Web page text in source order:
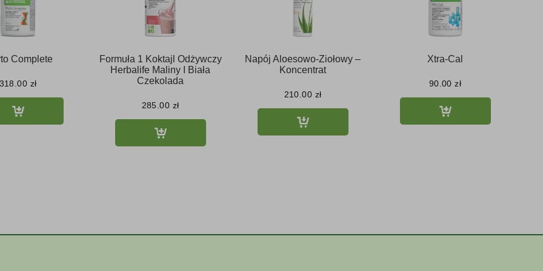
Complete
zł
Formuła 1 Koktajl Odżywczy
Herbalife Maliny I Biała
Czekolada
285.00 zł
Napój Aloesowo-Ziołowy –
Koncentrat
210.00 zł
Xtra-Cal
90.00zł